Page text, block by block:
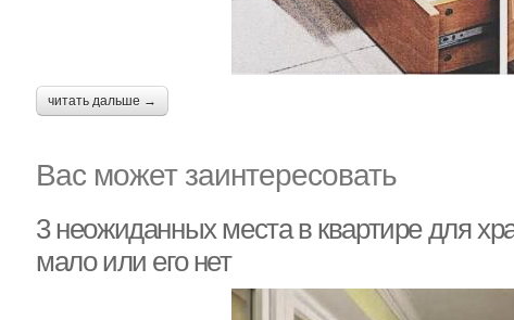
читать дальше →
Вас может заинтересовать
3 неожиданных места в квартире для
мало или его нет